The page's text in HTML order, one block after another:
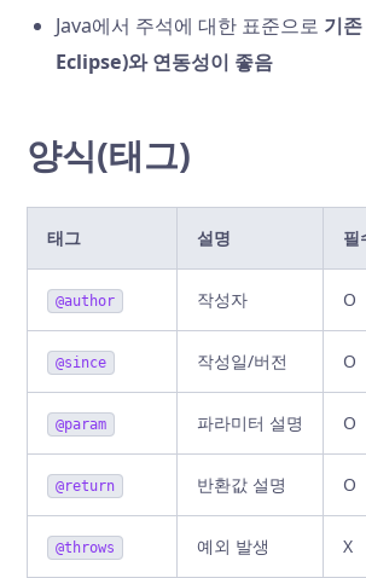
Java에서 주석에 대한 표준으로 기
Eclipse)와 연동성이 좋음
양식(태그)
태그 설명 필
@author 작성자 O
@since 작성일/버전 O
@param 파라미터 설명 O
@return 반환값 설명 O
@throws 예외 발생 X